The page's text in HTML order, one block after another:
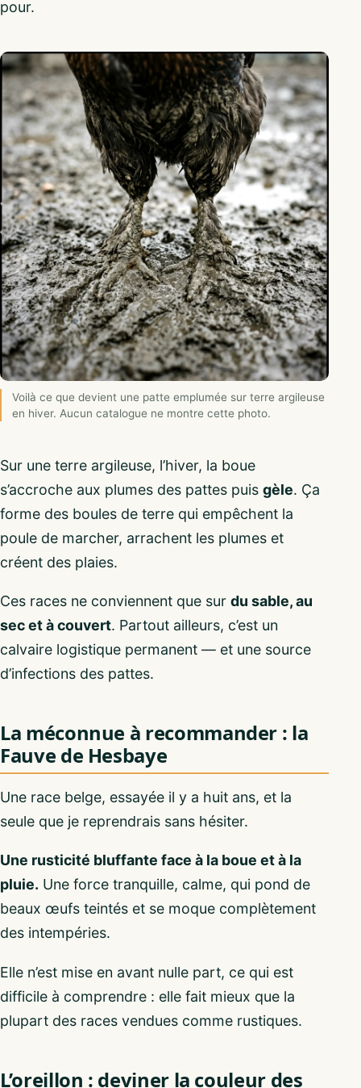
pour.
Voilà ce que devient une patte emplumée sur terre argileuse
en hiver. Aucun catalogue ne montre cette photo.
Sur une terre argileuse, l’hiver, la boue
s’accroche aux plumes des pattes puis gèle. Ça
forme des boules de terre qui empêchent la
poule de marcher, arrachent les plumes et
créent des plaies.
Ces races ne conviennent que sur du sable, au
sec et à couvert. Partout ailleurs, c’est un
calvaire logistique permanent — et une source
d’infections des pattes.
La méconnue à recommander : la
Fauve de Hesbaye
Une race belge, essayée il y a huit ans, et la
seule que je reprendrais sans hésiter.
Une rusticité bluffante face à la boue et à la
pluie. Une force tranquille, calme, qui pond de
beaux œufs teintés et se moque complètement
des intempéries.
Elle n’est mise en avant nulle part, ce qui est
difficile à comprendre : elle fait mieux que la
plupart des races vendues comme rustiques.
L’oreillon : deviner la couleur des